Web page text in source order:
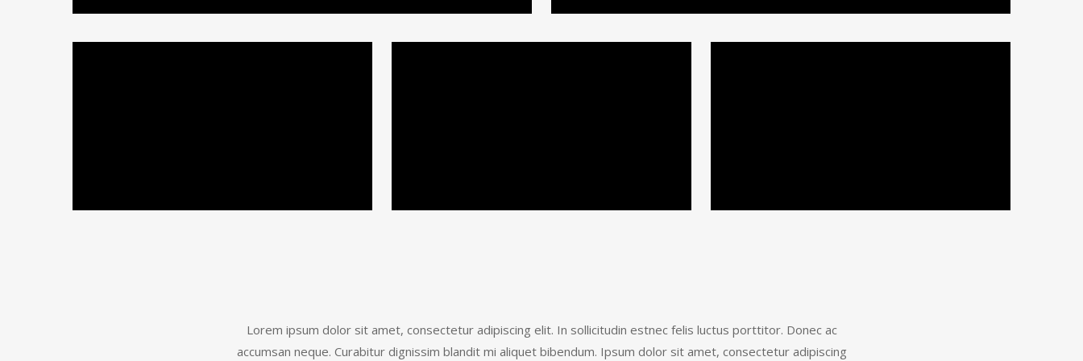
Lorem ipsum dolor sit amet, consectetur adipiscing elit. In sollicitudin estnec felis luctus porttitor. Donec ac
accumsan neque. Curabitur dignissim blandit mi aliquet bibendum. Ipsum dolor sit amet, consectetur adipiscing